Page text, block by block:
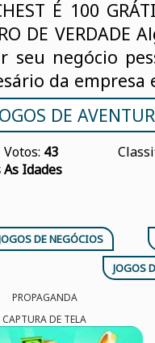
É 100
DE VERDADE
seu negócio
da empresa
DE
Votos: 43
As Idades
DE NEGÓCIOS
JOGOS
PROPAGANDA
CAPTURA DE TELA